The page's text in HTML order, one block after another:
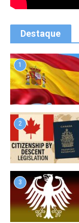
Destaque
1
2
3